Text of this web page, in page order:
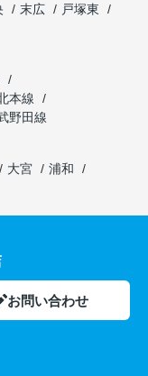
末広
戸塚東
本線
野田線
大宮
浦和
お問い合わせ